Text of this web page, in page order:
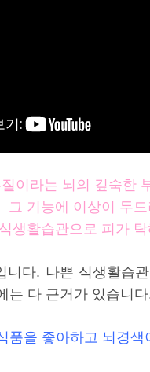
이라는 뇌의 깊숙한
그 기능에 이상이 두
생활습관으로 피가
니다. 나쁜 식생활습
는 다 근거가 있습니
품을 좋아하고 뇌경